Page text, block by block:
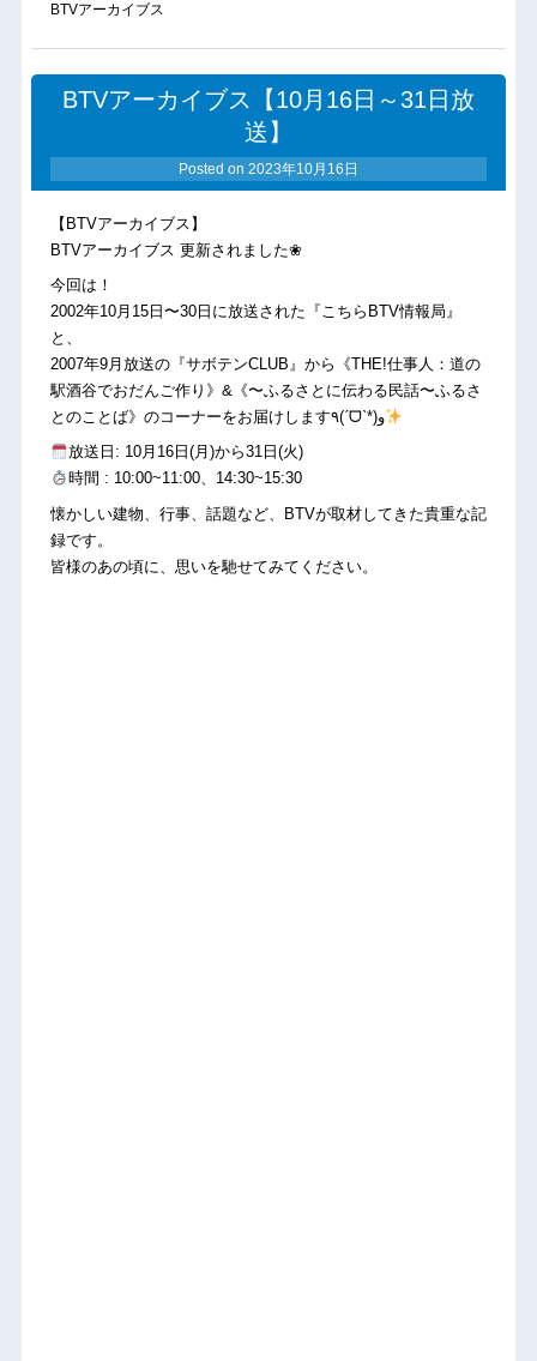
BTVアーカイブス
BTVアーカイブス【10月16日～31日放
送】
Posted on 2023年10月16日
【BTVアーカイブス】
BTVアーカイブス 更新されました❀
今回は！
2002年10月15日〜30日に放送された『こちらBTV情報局』
と、
2007年9月放送の『サボテンCLUB』から《THE!仕事人：道の
駅酒谷でおだんご作り》&《〜ふるさとに伝わる民話〜ふるさ
とのことば》のコーナーをお届けします٩(ˊᗜˋ*)و
放送日: 10月16日(月)から31日(火)
時間 : 10:00~11:00、14:30~15:30
懐かしい建物、行事、話題など、BTVが取材してきた貴重な記
録です。
皆様のあの頃に、思いを馳せてみてください。